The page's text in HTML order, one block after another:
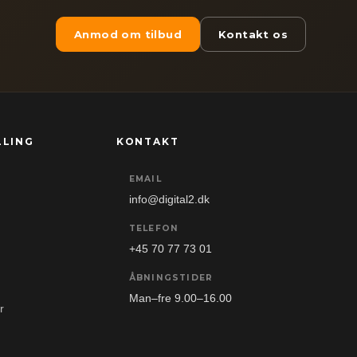
Anmod om tilbud Kontakt os
KONTAKT
EMAIL
info@digital2.dk
TELEFON
+45 70 77 73 01
ÅBNINGSTIDER
Man–fre 9.00–16.00